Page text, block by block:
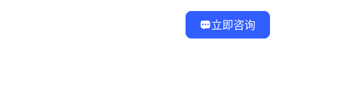
立即咨询